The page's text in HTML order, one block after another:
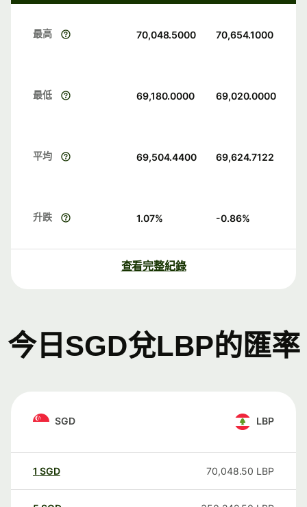
最高 70,048.5000 70,654.1000
最低 69,180.0000 69,020.0000
平均 69,504.4400 69,624.7122
升跌 1.07% -0.86%
查看完整紀錄
今日SGD兌LBP的匯率
SGD LBP
1 SGD 70,048.50 LBP